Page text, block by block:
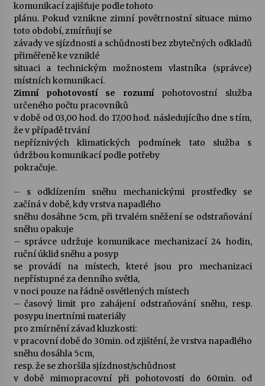
komunikací zajišťuje podle tohoto
plánu. Pokud vznikne zimní povětrnostní situace mimo
toto období, zmírňují se
závady ve sjízdnosti a schůdnosti bez zbytečných odkladů
přiměřeně ke vzniklé
situaci a technickým možnostem vlastníka (správce)
místních komunikací.
Zimní pohotovostí se rozumí pohotovostní služba
určeného počtu pracovníků
v době od 03,00 hod. do 17,00 hod. následujícího dne s tím,
že v případě trvání
nepříznivých klimatických podmínek tato služba s
údržbou komunikací podle potřeby
pokračuje.
– s odklízením sněhu mechanickými prostředky se
začíná v době, kdy vrstva napadlého
sněhu dosáhne 5cm, při trvalém sněžení se odstraňování
sněhu opakuje
– správce udržuje komunikace mechanizací 24 hodin,
ruční úklid sněhu a posyp
se provádí na místech, které jsou pro mechanizaci
nepřístupné za denního světla,
v noci pouze na řádně osvětlených místech
– časový limit pro zahájení odstraňování sněhu, resp.
posypu inertními materiály
pro zmírnění závad kluzkosti:
v pracovní době do 30min. od zjištění, že vrstva napadlého
sněhu dosáhla 5cm,
resp. že se zhoršila sjízdnost/schůdnost
v době mimopracovní při pohotovosti do 60min. od